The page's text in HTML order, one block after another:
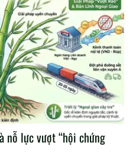
nỗ lực vượt “hội chứng